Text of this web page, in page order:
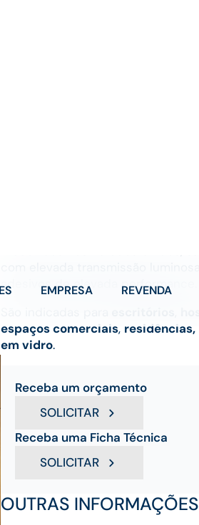
adesivos de elevada performance.
espaços comerciais, residências,
em vidro.
Receba um orçamento
SOLICITAR
Receba uma Ficha Técnica
SOLICITAR
OUTRAS INFORMAÇÕES